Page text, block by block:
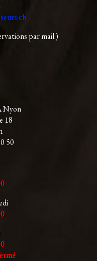
par mail.)
Nyon
18
50